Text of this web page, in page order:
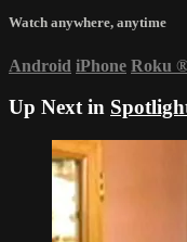
Watch anywhere, anytime
Android iPhone Roku
Up Next in